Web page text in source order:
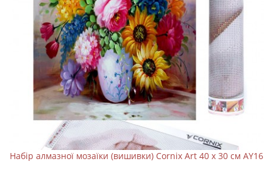
Набір алмазної мозаїки (вишивки) Cornix Art 40 x 30 см AY16